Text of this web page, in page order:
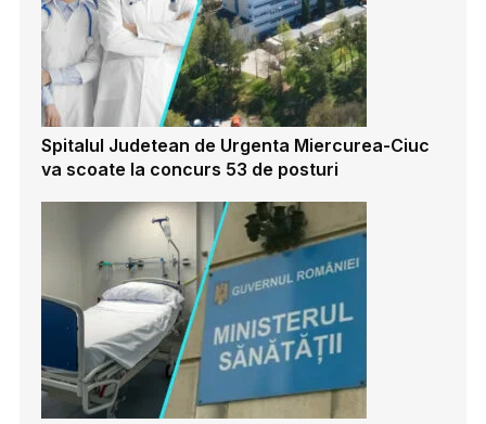
Spitalul Judetean de Urgenta Miercurea-Ciuc
va scoate la concurs 53 de posturi